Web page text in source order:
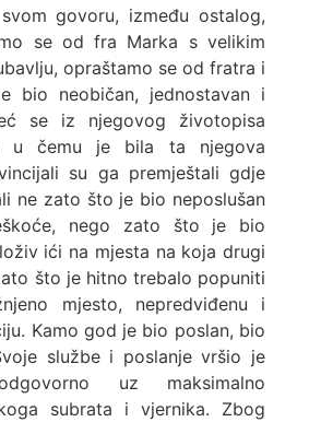
govoru, između ostalog,
se od fra Marka s velikim
opraštamo se od fratra i
bio neobičan, jednostavan i
se iz njegovog životopisa
u čemu je bila ta njegova
su ga premještali gdje
ne zato što je bio neposlušan
nego zato što je bio
ići na mjesta na koja drugi
što je hitno trebalo popuniti
mjesto, nepredviđenu i
Kamo god je bio poslan, bio
službe i poslanje vršio je
uz maksimalno
subrata i vjernika. Zbog